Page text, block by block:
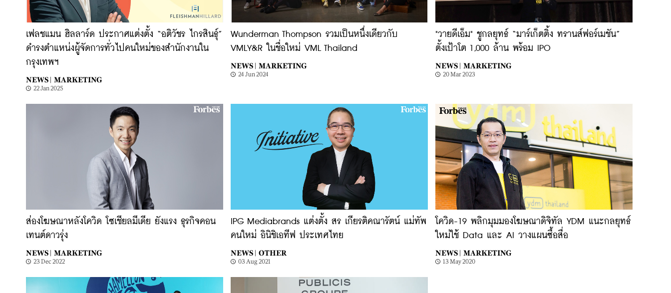
เฟลชแมน ฮิลลาร์ด ประกาศแต่งตั้ง “อติวัชร ไกรสินธุ์”
ดำรงตำแหน่งผู้จัดการทั่วไปคนใหม่ของสำนักงานใน
กรุงเทพฯ
NEWS | MARKETING
22 Jan 2025
Wunderman Thompson รวมเป็นหนึ่งเดียวกับ
VMLY&R ในชื่อใหม่ VML Thailand
NEWS | MARKETING
24 Jun 2024
"วายดีเอ็ม" ชูกลยุทธ์ “มาร์เก็ตติ้ง ทรานส์ฟอร์เมชัน”
ตั้งเป้าโต 1,000 ล้าน พร้อม IPO
NEWS | MARKETING
20 Mar 2023
ส่องโฆษณาหลังโควิด โซเชียลมีเดีย ยังแรง ธุรกิจคอน
เทนต์ดาวรุ่ง
NEWS | MARKETING
23 Dec 2022
IPG Mediabrands แต่งตั้ง สร เกียรติคณารัตน์ แม่ทัพ
คนใหม่ อินิชิเอทีฟ ประเทศไทย
NEWS | OTHER
03 Aug 2021
โควิด-19 พลิกมุมมองโฆษณาดิจิทัล YDM แนะกลยุทธ์
ใหม่ใช้ Data และ AI วางแผนซื้อสื่อ
NEWS | MARKETING
13 May 2020